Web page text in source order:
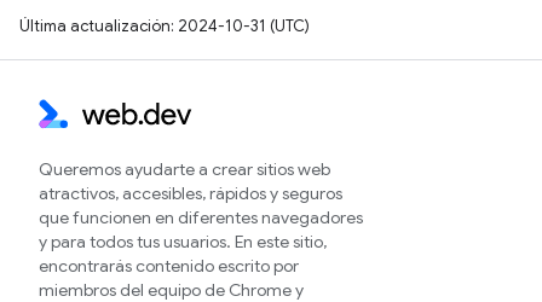
Última actualización: 2024-10-31 (UTC)
Queremos ayudarte a crear sitios web
atractivos, accesibles, rápidos y seguros
que funcionen en diferentes navegadores
y para todos tus usuarios. En este sitio,
encontrarás contenido escrito por
miembros del equipo de Chrome y